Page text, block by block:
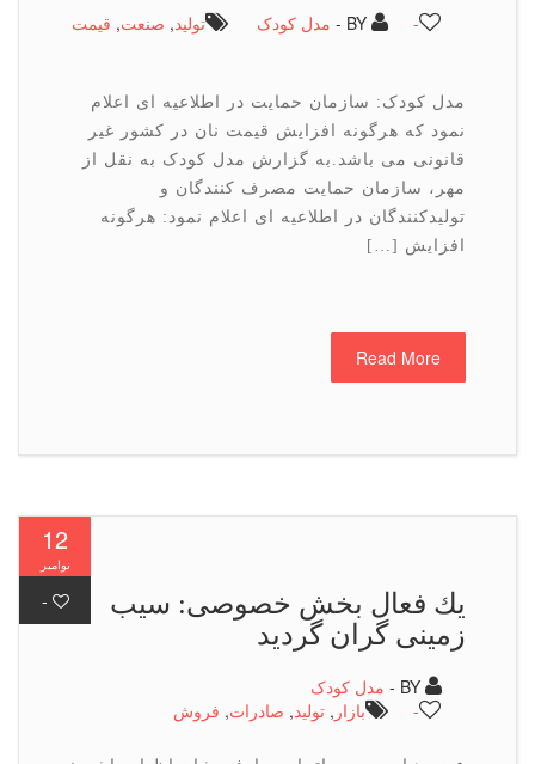
BY - مدل کودک تولید ,صنعت,قیمت
مدل کودک: سازمان حمایت در اطلاعیه ای اعلام
نمود که هرگونه افزایش قیمت نان در کشور غیر
قانونی می باشد.به گزارش مدل کودک به نقل از
مهر، سازمان حمایت مصرف کنندگان و
تولیدکنندگان در اطلاعیه ای اعلام نمود: هرگونه
افزایش […]
Read More
یك فعال بخش خصوصی: سیب
زمینی گران گردید
مدل کودک
بازار
,تولید,صادرات ,فروش